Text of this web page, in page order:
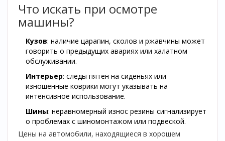
Что искать при осмотре
машины?
Кузов: наличие царапин, сколов и ржавчины может
говорить о предыдущих авариях или халатном
обслуживании.
Интерьер: следы пятен на сиденьях или
изношенные коврики могут указывать на
интенсивное использование.
Шины: неравномерный износ резины сигнализирует
о проблемах с шиномонтажом или подвеской.
Цены на автомобили, находящиеся в хорошем